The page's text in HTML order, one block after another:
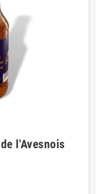
l'Avesnois